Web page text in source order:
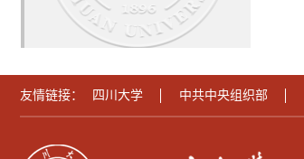
友情链接： 四川大学 中共中央组织部